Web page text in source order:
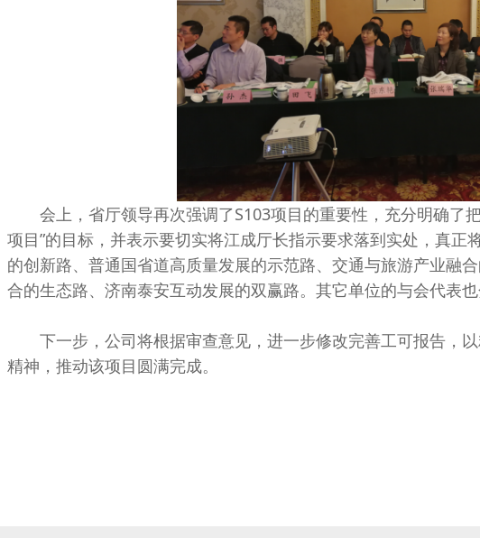
会上，省厅领导再次强调了S103项目的重要性，充分明确了把
项目”的目标，并表示要切实将江成厅长指示要求落到实处，真正
的创新路、普通国省道高质量发展的示范路、交通与旅游产业融
合的生态路、济南泰安互动发展的双赢路。其它单位的与会代表也
下一步，公司将根据审查意见，进一步修改完善工可报告，以
精神，推动该项目圆满完成。